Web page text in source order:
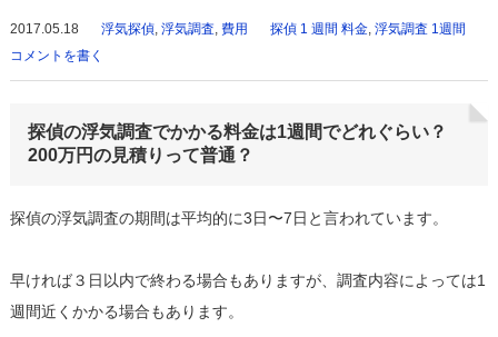
2017.05.18 浮気探偵, 浮気調査, 費用 探偵 1 週間 料金, 浮気調査 1週間
コメントを書く
探偵の浮気調査でかかる料金は1週間でどれぐらい？
200万円の見積りって普通？
探偵の浮気調査の期間は平均的に3日〜7日と言われています。
早ければ３日以内で終わる場合もありますが、調査内容によっては1
週間近くかかる場合もあります。